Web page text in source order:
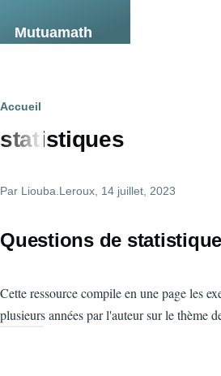
Mutuamath
Fil
d'Ariane
Accueil
statistiques
Par Liouba.Leroux , 14 juillet, 2023
Questions de
Cette ressource compile en une page les
plusieurs années par l'auteur sur le thème